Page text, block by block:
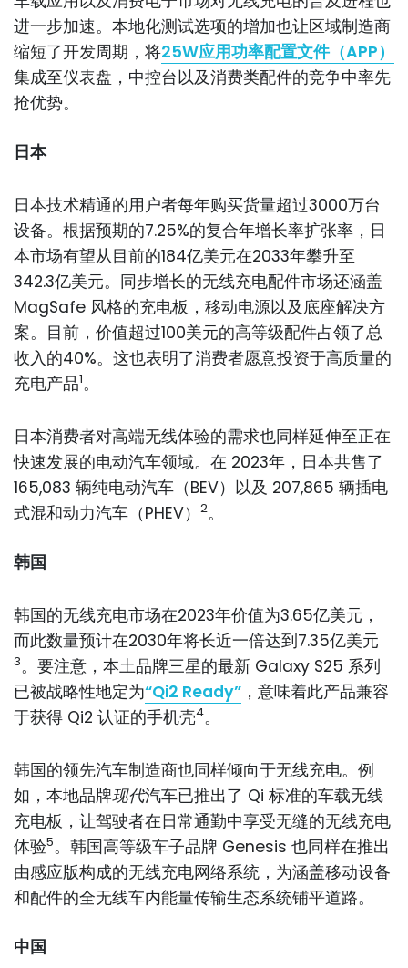
进一步加速。本地化测试选项的增加也让区域制造商
缩短了开发周期，将25W应用功率配置文件（APP）
集成至仪表盘，中控台以及消费类配件的竞争中率先
抢优势。
日本
日本技术精通的用户者每年购买货量超过3000万台
设备。根据预期的7.25%的复合年增长率扩张率，日
本市场有望从目前的184亿美元在2033年攀升至
342.3亿美元。同步增长的无线充电配件市场还涵盖
MagSafe 风格的充电板，移动电源以及底座解决方
案。目前，价值超过100美元的高等级配件占领了总
收入的40%。这也表明了消费者愿意投资于高质量的
充电产品1。
日本消费者对高端无线体验的需求也同样延伸至正在
快速发展的电动汽车领域。在 2023年，日本共售了
165,083 辆纯电动汽车（BEV）以及 207,865 辆插电
式混和动力汽车（PHEV） 2。
韩国
韩国的无线充电市场在2023年价值为3.65亿美元，
而此数量预计在2030年将长近一倍达到7.35亿美元
3。要注意，本土品牌三星的最新 Galaxy S25 系列
已被战略性地定为“Qi2 Ready” ，意味着此产品兼容
于获得 Qi2 认证的手机壳4。
韩国的领先汽车制造商也同样倾向于无线充电。例
如，本地品牌现代汽车已推出了 Qi 标准的车载无线
充电板，让驾驶者在日常通勤中享受无缝的无线充电
体验5。韩国高等级车子品牌 Genesis 也同样在推出
由感应版构成的无线充电网络系统，为涵盖移动设备
和配件的全无线车内能量传输生态系统铺平道路。
中国